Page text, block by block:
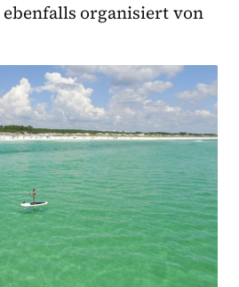
organisiert von